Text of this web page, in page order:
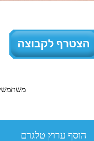
הוסף ערוץ טלגרם